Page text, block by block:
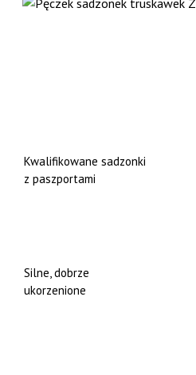
Kwalifikowane sadzonki
z paszportami
Silne, dobrze
ukorzenione